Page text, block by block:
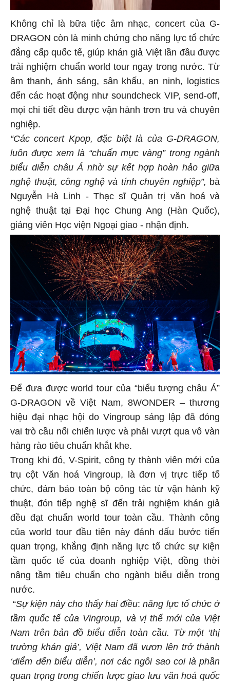
Không chỉ là bữa tiệc âm nhạc, concert của G-
DRAGON còn là minh chứng cho năng lực tổ chức
đẳng cấp quốc tế, giúp khán giả Việt lần đầu được
trải nghiệm chuẩn world tour ngay trong nước. Từ
âm thanh, ánh sáng, sân khấu, an ninh, logistics
đến các hoạt động như soundcheck VIP, send-off,
mọi chi tiết đều được vận hành trơn tru và chuyên
nghiệp.
“Các concert Kpop, đặc biệt là của G-DRAGON,
luôn được xem là “chuẩn mực vàng” trong ngành
biểu diễn châu Á nhờ sự kết hợp hoàn hảo giữa
nghệ thuật, công nghệ và tính chuyên nghiệp”, bà
Nguyễn Hà Linh - Thạc sĩ Quản trị văn hoá và
nghệ thuật tại Đại học Chung Ang (Hàn Quốc),
giảng viên Học viện Ngoại giao - nhận định.
Để đưa được world tour của “biểu tượng châu Á”
G-DRAGON về Việt Nam, 8WONDER – thương
hiệu đại nhạc hội do Vingroup sáng lập đã đóng
vai trò cầu nối chiến lược và phải vượt qua vô vàn
hàng rào tiêu chuẩn khắt khe.
Trong khi đó, V-Spirit, công ty thành viên mới của
trụ cột Văn hoá Vingroup, là đơn vị trực tiếp tổ
chức, đảm bảo toàn bộ công tác từ vận hành kỹ
thuật, đón tiếp nghệ sĩ đến trải nghiệm khán giả
đều đạt chuẩn world tour toàn cầu. Thành công
của world tour đầu tiên này đánh dấu bước tiến
quan trọng, khẳng định năng lực tổ chức sự kiện
tầm quốc tế của doanh nghiệp Việt, đồng thời
nâng tầm tiêu chuẩn cho ngành biểu diễn trong
nước.
“Sự kiện này cho thấy hai điều: năng lực tổ chứcở
tầm quốc tế của Vingroup, và vị thế mới của Việt
Nam trên bản đồ biểu diễn toàn cầu. Từ một ‘thị
trường khán giả’, Việt Nam đã vươn lên trở thành
‘điểm đến biểu diễn’, nơi các ngôi sao coi là phần
quan trọng trong chiến lược giao lưu văn hoá quốc